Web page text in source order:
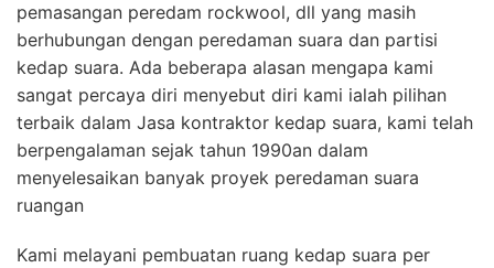
pemasangan peredam rockwool, dll yang masih
berhubungan dengan peredaman suara dan partisi
kedap suara. Ada beberapa alasan mengapa kami
sangat percaya diri menyebut diri kami ialah pilihan
terbaik dalam Jasa kontraktor kedap suara, kami telah
berpengalaman sejak tahun 1990an dalam
menyelesaikan banyak proyek peredaman suara
ruangan
Kami melayani pembuatan ruang kedap suara per